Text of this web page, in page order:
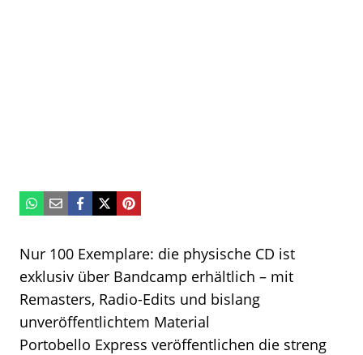
Nur 100 Exemplare: die physische CD ist
exklusiv über Bandcamp erhältlich – mit
Remasters, Radio-Edits und bislang
unveröffentlichtem Material
Portobello Express veröffentlichen die streng